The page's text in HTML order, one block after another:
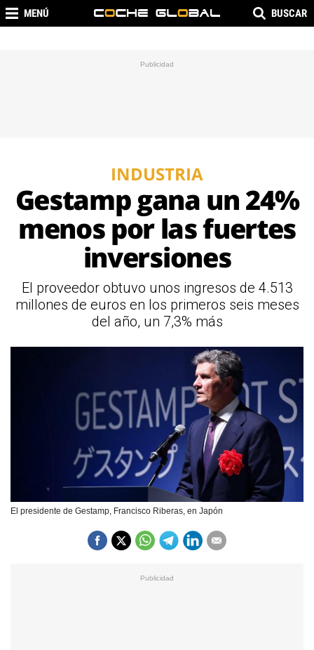
MENÚ BUSCAR
INDUSTRIA
Gestamp gana un 24%
menos por las fuertes
inversiones
El proveedor obtuvo unos ingresos de 4.513
millones de euros en los primeros seis meses
del año, un 7,3% más
El presidente de Gestamp, Francisco Riberas, en Japón